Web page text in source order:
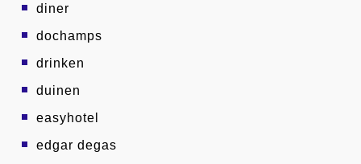
diner
dochamps
drinken
duinen
easyhotel
edgar degas